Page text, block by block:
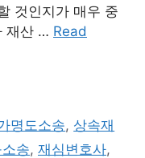
것인지가 매우 중
재산 … Read
명도소송, 상속재
송, 재심변호사,